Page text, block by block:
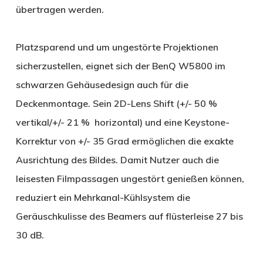
übertragen werden.
Platzsparend und um ungestörte Projektionen
sicherzustellen, eignet sich der BenQ W5800 im
schwarzen Gehäusedesign auch für die
Deckenmontage. Sein 2D-Lens Shift (+/- 50 %
vertikal/+/- 21 % horizontal) und eine Keystone-
Korrektur von +/- 35 Grad ermöglichen die exakte
Ausrichtung des Bildes. Damit Nutzer auch die
leisesten Filmpassagen ungestört genießen können,
reduziert ein Mehrkanal-Kühlsystem die
Geräuschkulisse des Beamers auf flüsterleise 27 bis
30 dB.